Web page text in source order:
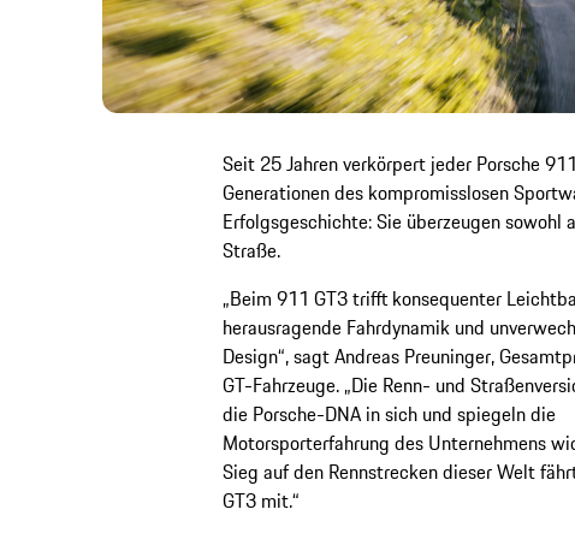
Seit 25 Jahren verkörpert jeder Porsche
Generationen des kompromisslosen
Erfolgsgeschichte: Sie überzeugen sowohl
Straße.
„Beim 911 GT3 trifft konsequenter
herausragende Fahrdynamik und
Design“, sagt Andreas Preuninger,
GT-Fahrzeuge. „Die Renn- und
die Porsche-DNA in sich und spiegeln die
Motorsporterfahrung des Unternehmens
Sieg auf den Rennstrecken dieser Welt
GT3 mit.“